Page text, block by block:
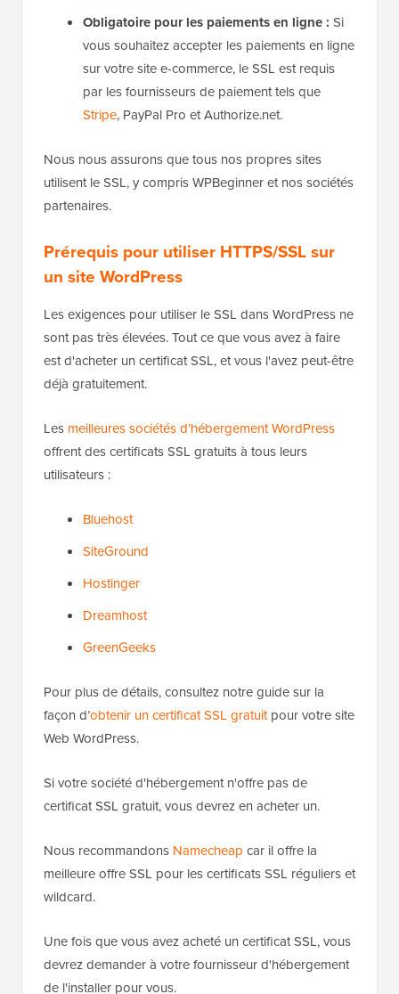
Obligatoire pour les paiements en ligne : Si
vous souhaitez accepter les paiements en ligne
sur votre site e-commerce, le SSL est requis
par les fournisseurs de paiement tels que
Stripe, PayPal Pro et Authorize.net.
Nous nous assurons que tous nos propres sites
utilisent le SSL, y compris WPBeginner et nos sociétés
partenaires.
Prérequis pour utiliser HTTPS/SSL sur
un site WordPress
Les exigences pour utiliser le SSL dans WordPress ne
sont pas très élevées. Tout ce que vous avez à faire
est d'acheter un certificat SSL, et vous l'avez peut-être
déjà gratuitement.
Les meilleures sociétés d’hébergement WordPress
offrent des certificats SSL gratuits à tous leurs
utilisateurs :
Bluehost
SiteGround
Hostinger
Dreamhost
GreenGeeks
Pour plus de détails, consultez notre guide sur la
façon d’obtenir un certificat SSL gratuitpour votre site
Web WordPress.
Si votre société d'hébergement n'offre pas de
certificat SSL gratuit, vous devrez en acheter un.
Nous recommandons Namecheap car il offre la
meilleure offre SSL pour les certificats SSL réguliers et
wildcard.
Une fois que vous avez acheté un certificat SSL, vous
devrez demander à votre fournisseur d'hébergement
de l'installer pour vous.